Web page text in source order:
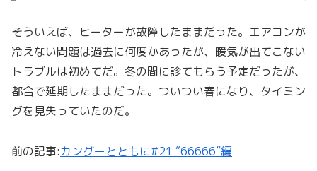
そういえば、ヒーターが故障したままだった。エアコンが
冷えない問題は過去に何度かあったが、暖気が出てこない
トラブルは初めてだ。冬の間に診てもらう予定だったが、
都合で延期したままだった。ついつい春になり、タイミン
グを見失っていたのだ。
前の記事:カングーとともに#21 “66666”編